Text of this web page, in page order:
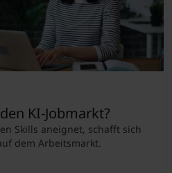
KI-Jobmarkt?
Skills aneignet, schafft sich
dem Arbeitsmarkt.